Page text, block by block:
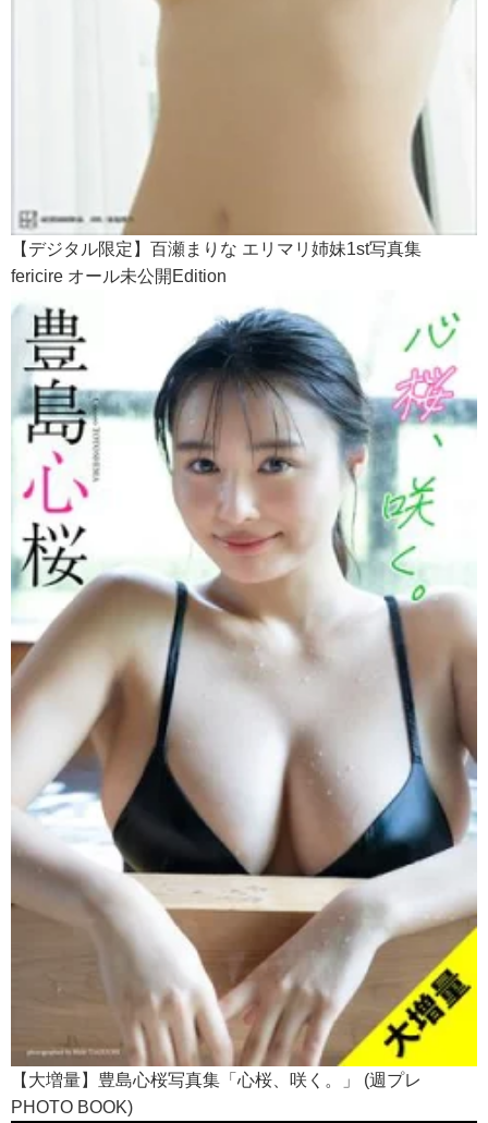
【デジタル限定】百瀬まりな エリマリ姉妹1st写真集
fericire オール未公開Edition
【大増量】豊島心桜写真集「心桜、咲く。」 (週プレ
PHOTO BOOK)